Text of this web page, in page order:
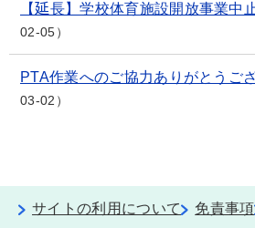
【延長】学校体育施設開放事業中
02-05
PTA作業へのご協力ありがとうご
03-02
サイトの利用について 免責事項